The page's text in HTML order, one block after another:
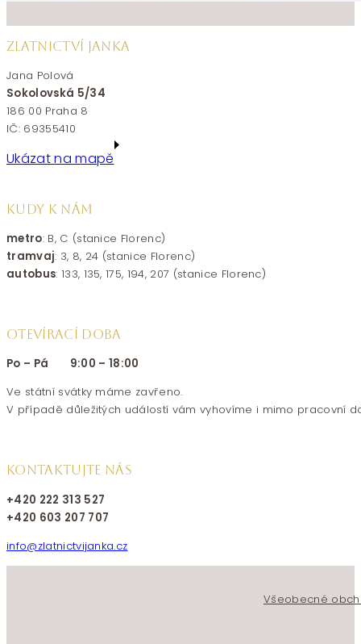
ZLATNICTVÍ JANKA
Jana Polová
Sokolovská 5/34
186 00 Praha 8
IČ: 69355410
Ukázat na mapě
KUDY K NÁM
metro: B, C (stanice Florenc)
tramvaj: 3, 8, 24 (stanice Florenc)
autobus: 133, 135, 175, 194, 207 (stanice Florenc)
OTEVÍRACÍ DOBA
Po – Pá 9:00 – 18:00
Ve státní svátky máme zavřeno.
V případě důležitých událostí vám vyhovíme i mimo pracovní
KONTAKTUJTE NÁS
+420 222 313 527
+420 603 207 707
info@zlatnictvijanka.cz
Všeobecné